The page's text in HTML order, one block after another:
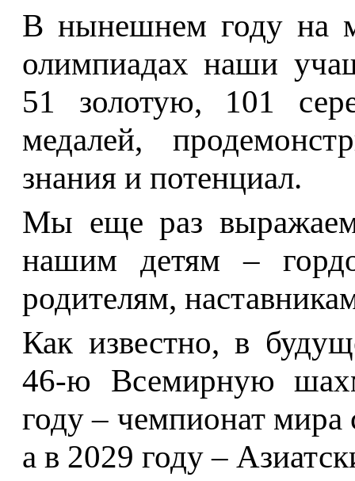
В нынешнем году на
олимпиадах наши
51 золотую, 101
медалей,
знания и потенциал.
Мы еще раз выражаем
нашим детям –
родителям,
Как известно, в
46-ю Всемирную
году – чемпионат мира
а в 2029 году –